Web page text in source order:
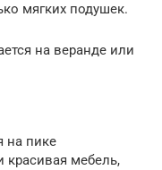
мягких подушек.
на веранде или
на пике
красивая мебель,